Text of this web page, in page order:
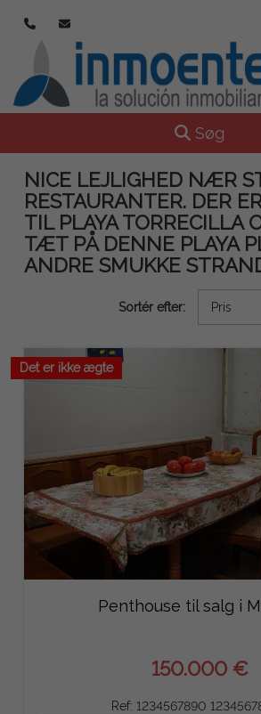
Toggle
Søg
NICE LEJLIGHED NÆR
RESTAURANTER. DER
TIL PLAYA TORRECILLA
TÆT PÅ DENNE PLAYA
ANDRE SMUKKE
Sortér efter:
Det er ikke ægte
Penthouse til salg i
150.000 €
Ref: 1234567890